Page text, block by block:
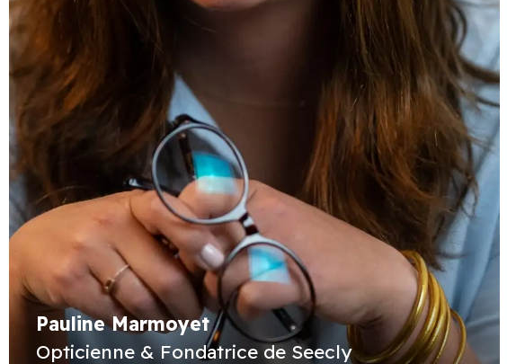
Pauline Marmoyet
Opticienne & Fondatrice de Seecly